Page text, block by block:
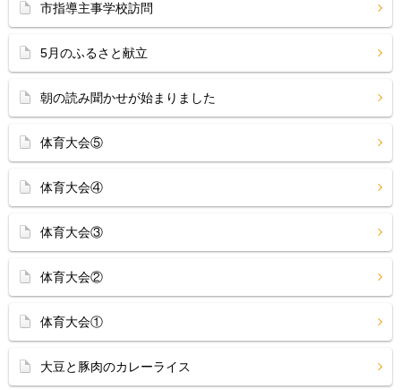
市指導主事学校訪問
5月のふるさと献立
朝の読み聞かせが始まりました
体育大会⑤
体育大会④
体育大会③
体育大会②
体育大会①
大豆と豚肉のカレーライス